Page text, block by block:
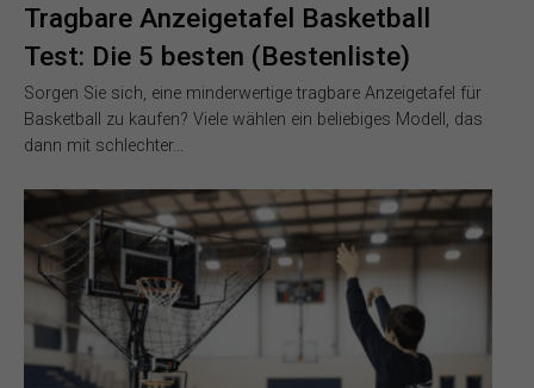
Tragbare Anzeigetafel Basketball
Test: Die 5 besten (Bestenliste)
Sorgen Sie sich, eine minderwertige tragbare Anzeigetafel für
Basketball zu kaufen? Viele wählen ein beliebiges Modell, das
dann mit schlechter…